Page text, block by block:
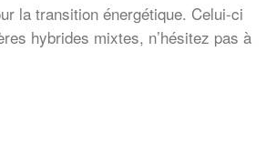
la transition énergétique. Celui-ci
hybrides mixtes, n’hésitez pas à